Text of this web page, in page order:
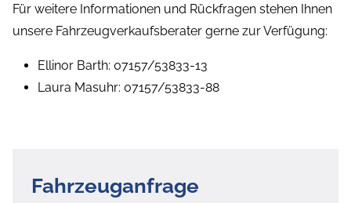
Für weitere Informationen und Rückfragen stehen Ihnen
unsere Fahrzeugverkaufsberater gerne zur Verfügung:
Ellinor Barth: 07157/53833-13
Laura Masuhr: 07157/53833-88
Fahrzeuganfrage